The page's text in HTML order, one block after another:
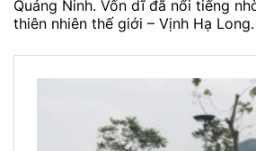
Quảng Ninh. Vốn dĩ đã nổi tiếng
thiên nhiên thế giới – Vịnh Hạ Long.